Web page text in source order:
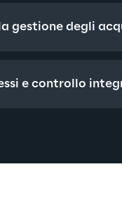
gestione degli
e controllo